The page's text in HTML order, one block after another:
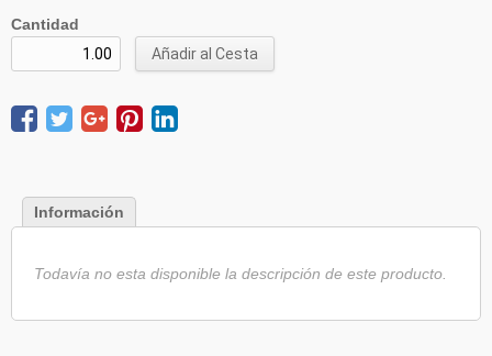
Cantidad
Añadir al Cesta
Información
Todavía no esta disponible la descripción de este producto.